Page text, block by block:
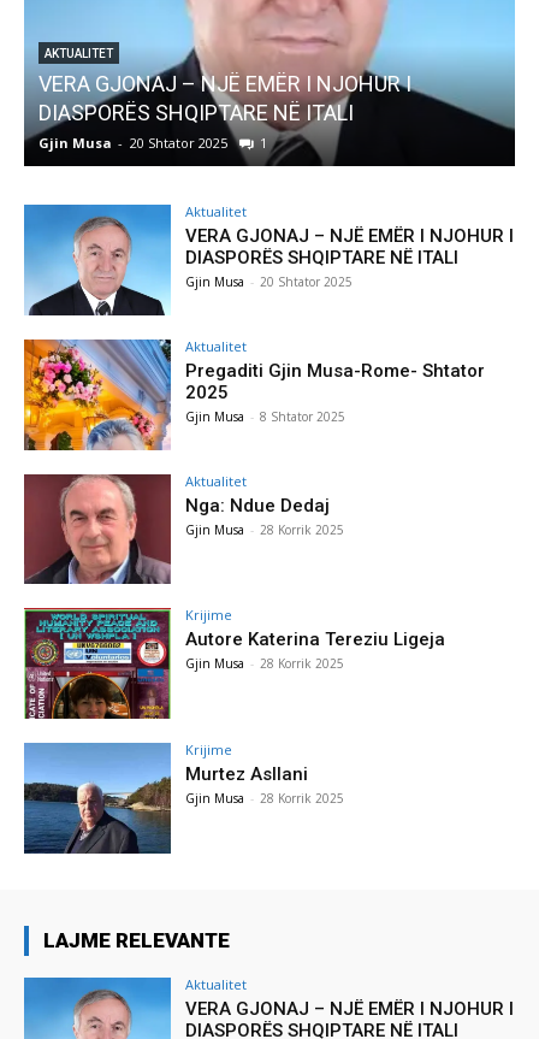
AKTUALITET
Pregaditi Gjin Musa-Rome- Shtator 2025
Gjin Musa - 8 Shtator 2025
Aktualitet
VERA GJONAJ – NJË EMËR I NJOHUR I
DIASPORËS SHQIPTARE NË ITALI
Gjin Musa - 20 Shtator 2025
Aktualitet
Pregaditi Gjin Musa-Rome- Shtator
2025
Gjin Musa - 8 Shtator 2025
Aktualitet
Nga: Ndue Dedaj
Gjin Musa - 28 Korrik 2025
Krijime
Autore Katerina Tereziu Ligeja
Gjin Musa - 28 Korrik 2025
Krijime
Murtez Asllani
Gjin Musa - 28 Korrik 2025
LAJME RELEVANTE
Aktualitet
VERA GJONAJ – NJË EMËR I NJOHUR I
DIASPORËS SHQIPTARE NË ITALI